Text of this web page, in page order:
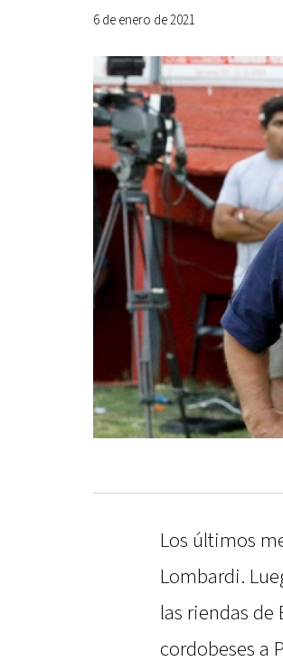
6 de enero de 2021
Los últimos
Lombardi.
las riendas de
cordobeses a